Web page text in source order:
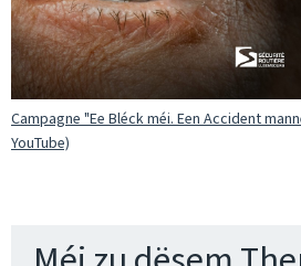
Campagne "Ee Bléck méi. Een Accident
YouTube)